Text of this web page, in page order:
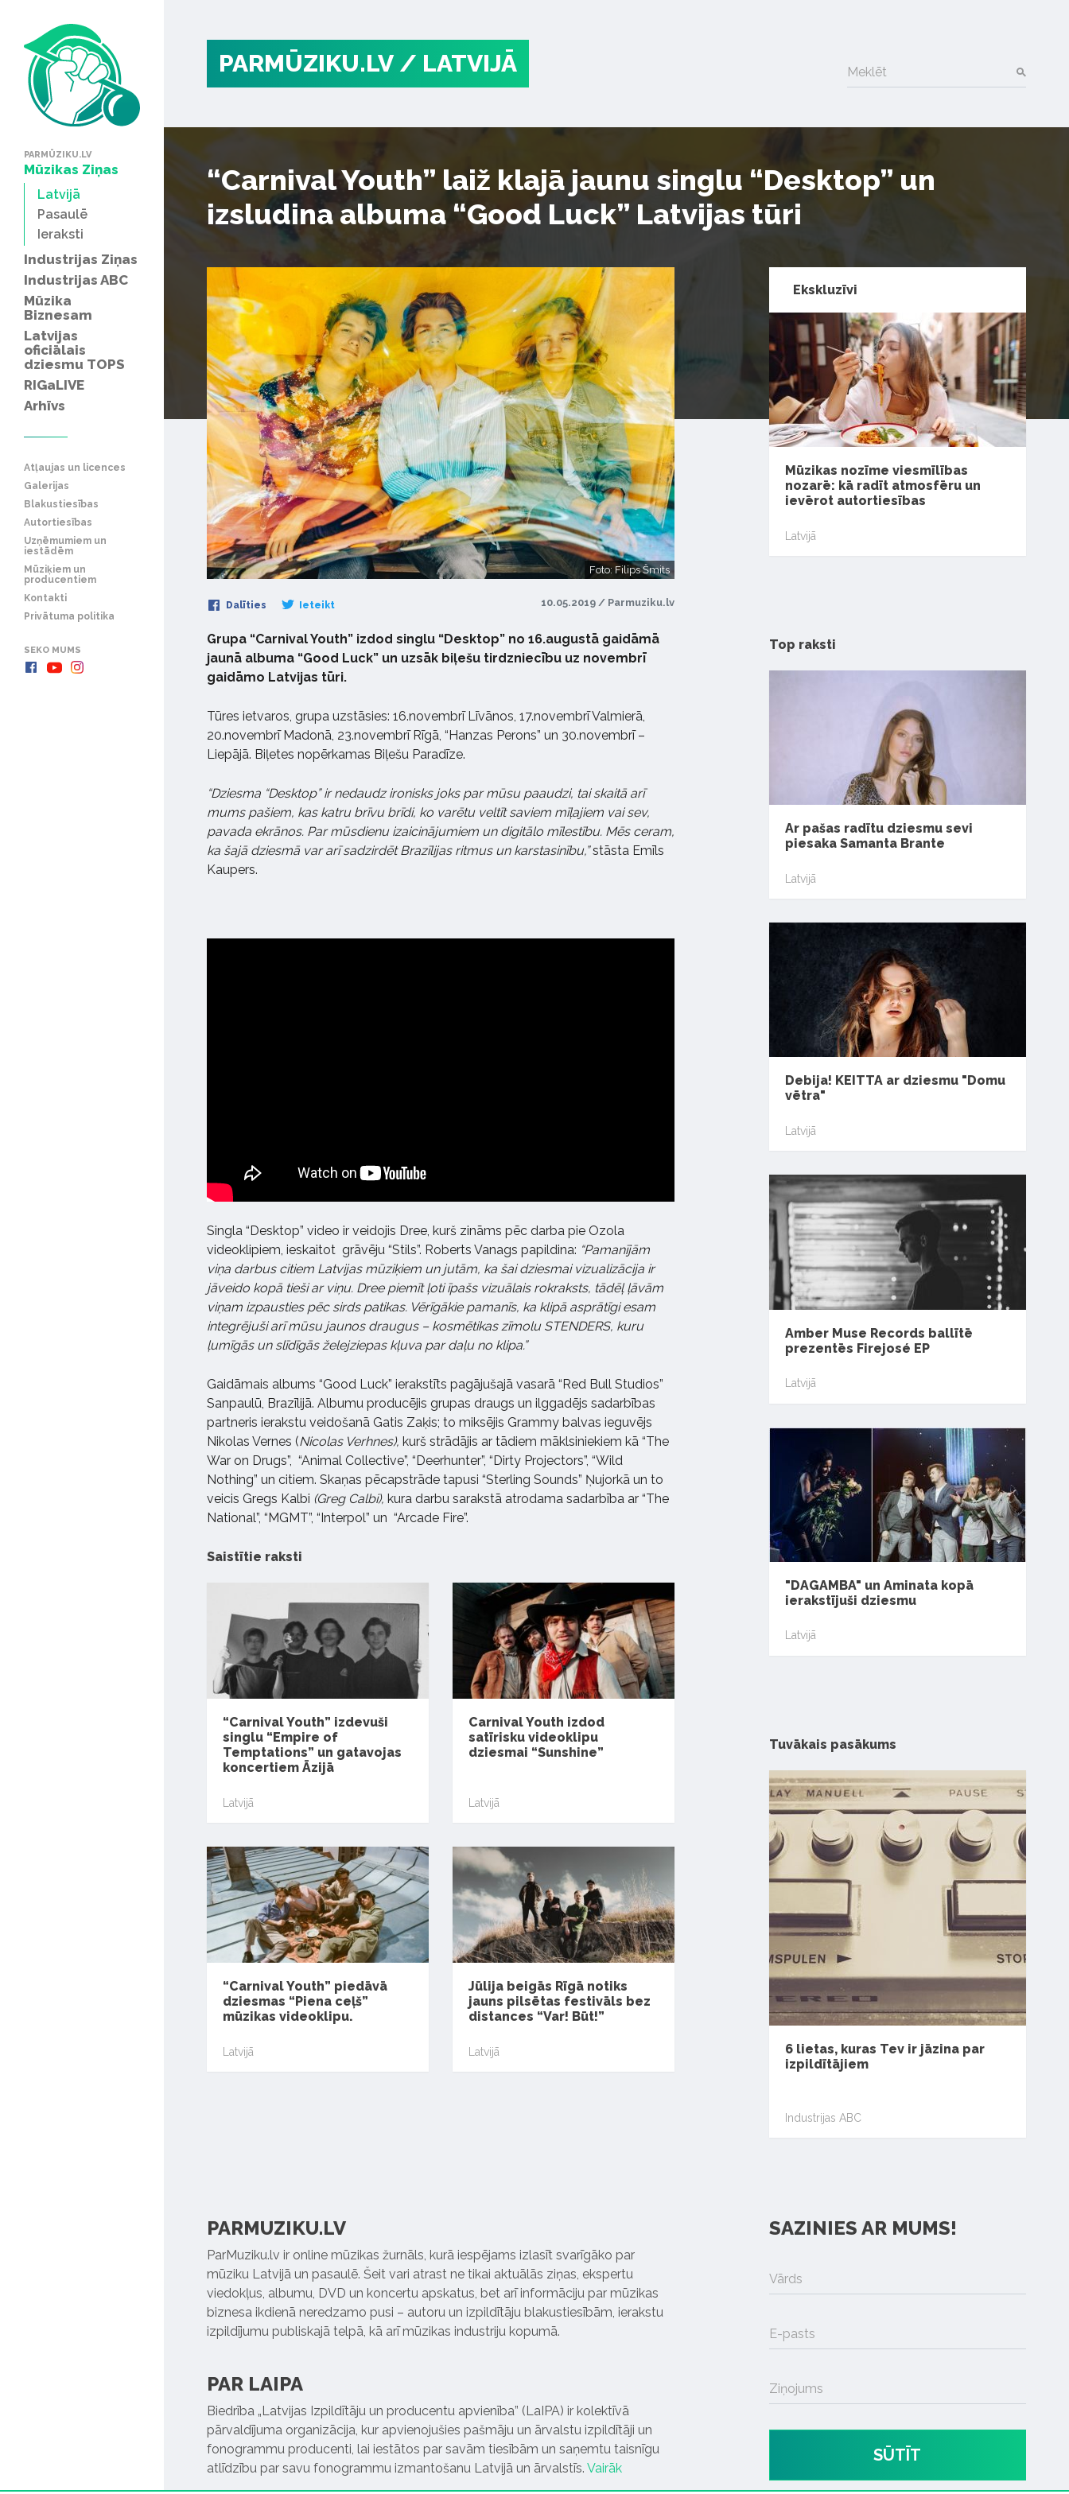
PARMŪZIKU.LV
Mūzikas Ziņas
Latvijā
Pasaulē
Ieraksti
Industrijas Ziņas
Industrijas ABC
Mūzika
Biznesam
Latvijas
oficiālais
dziesmu TOPS
RIGaLIVE
Arhīvs
Atļaujas un licences
Galerijas
Blakustiesības
Autortiesības
Uzņēmumiem un
iestādēm
Mūziķiem un
producentiem
Kontakti
Privātuma politika
SEKO MUMS
PARMŪZIKU.LV / LATVIJĀ Meklēt
“Carnival Youth” laiž klajā jaunu singlu “Desktop” un
izsludina albuma “Good Luck” Latvijas tūri
Foto: Filips Šmits
Dalīties Ieteikt 10.05.2019 / Parmuziku.lv
Grupa “Carnival Youth” izdod singlu “Desktop” no 16.augustā gaidāmā
jaunā albuma “Good Luck” un uzsāk biļešu tirdzniecību uz novembrī
gaidāmo Latvijas tūri.
Tūres ietvaros, grupa uzstāsies: 16.novembrī Līvānos, 17.novembrī Valmierā,
20.novembrī Madonā, 23.novembrī Rīgā, “Hanzas Perons” un 30.novembrī –
Liepājā. Biļetes nopērkamas Biļešu Paradīze.
“Dziesma “Desktop” ir nedaudz ironisks joks par mūsu paaudzi, tai skaitā arī
mums pašiem, kas katru brīvu brīdi, ko varētu veltīt saviem mīļajiem vai sev,
pavada ekrānos. Par mūsdienu izaicinājumiem un digitālo mīlestību. Mēs ceram,
ka šajā dziesmā var arī sadzirdēt Brazīlijas ritmus un karstasinību,”stāsta Emīls
Kaupers.
Singla “Desktop” video ir veidojis Dree, kurš zināms pēc darba pie Ozola
videoklipiem, ieskaitot grāvēju “Stils”. Roberts Vanags papildina: “Pamanījām
viņa darbus citiem Latvijas mūziķiem un jutām, ka šai dziesmai vizualizācija ir
jāveido kopā tieši ar viņu. Dree piemīt ļoti īpašs vizuālais rokraksts, tādēļ ļāvām
viņam izpausties pēc sirds patikas. Vērīgākie pamanīs, ka klipā asprātīgi esam
integrējuši arī mūsu jaunos draugus – kosmētikas zīmolu STENDERS, kuru
ļumīgās un slīdīgās želejziepas kļuva par daļu no klipa.”
Gaidāmais albums “Good Luck” ierakstīts pagājušajā vasarā “Red Bull Studios”
Sanpaulū, Brazīlijā. Albumu producējis grupas draugs un ilggadējs sadarbības
partneris ierakstu veidošanā Gatis Zaķis; to miksējis Grammy balvas ieguvējs
Nikolas Vernes (Nicolas Verhnes), kurš strādājis ar tādiem māklsiniekiem kā “The
War on Drugs”, “Animal Collective”, “Deerhunter”, “Dirty Projectors”, “Wild
Nothing” un citiem. Skaņas pēcapstrāde tapusi “Sterling Sounds” Ņujorkā un to
veicis Gregs Kalbi (Greg Calbi), kura darbu sarakstā atrodama sadarbība ar “The
National”, “MGMT”, “Interpol” un “Arcade Fire”.
Saistītie raksti
“Carnival Youth” izdevuši
singlu “Empire of
Temptations” un gatavojas
koncertiem Āzijā
Latvijā
Carnival Youth izdod
satīrisku videoklipu
dziesmai “Sunshine”
Latvijā
“Carnival Youth” piedāvā
dziesmas “Piena ceļš”
mūzikas videoklipu.
Latvijā
Jūlija beigās Rīgā notiks
jauns pilsētas festivāls bez
distances “Var! Būt!”
Latvijā
Ekskluzīvi
Mūzikas nozīme viesmīlības
nozarē: kā radīt atmosfēru un
ievērot autortiesības
Latvijā
Top raksti
Ar pašas radītu dziesmu sevi
piesaka Samanta Brante
Latvijā
Debija! KEITTA ar dziesmu "Domu
vētra"
Latvijā
Amber Muse Records ballītē
prezentēs Firejosé EP
Latvijā
"DAGAMBA" un Aminata kopā
ierakstījuši dziesmu
Latvijā
Tuvākais pasākums
6 lietas, kuras Tev ir jāzina par
izpildītājiem
Industrijas ABC
PARMUZIKU.LV
ParMuziku.lv ir online mūzikas žurnāls, kurā iespējams izlasīt svarīgāko par
mūziku Latvijā un pasaulē. Šeit vari atrast ne tikai aktuālās ziņas, ekspertu
viedokļus, albumu, DVD un koncertu apskatus, bet arī informāciju par mūzikas
biznesa ikdienā neredzamo pusi – autoru un izpildītāju blakustiesībām, ierakstu
izpildījumu publiskajā telpā, kā arī mūzikas industriju kopumā.
PAR LAIPA
Biedrība „Latvijas Izpildītāju un producentu apvienība” (LaIPA) ir kolektīvā
pārvaldījuma organizācija, kur apvienojušies pašmāju un ārvalstu izpildītāji un
fonogrammu producenti, lai iestātos par savām tiesībām un saņemtu taisnīgu
atlīdzību par savu fonogrammu izmantošanu Latvijā un ārvalstīs. Vairāk
SAZINIES AR MUMS!
Vārds
E-pasts
Ziņojums
SŪTĪT